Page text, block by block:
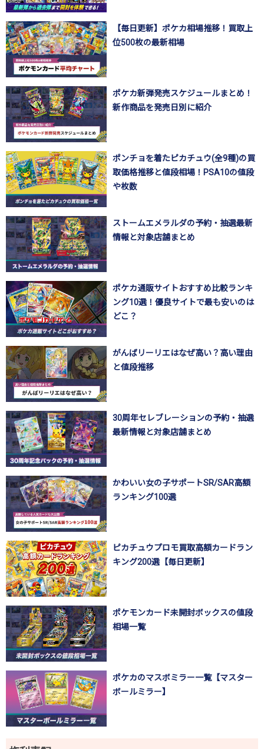
【毎日更新】ポケカ相場推移！買取上
位500枚の最新相場
ポケカ新弾発売スケジュールまとめ！
新作商品を発売日別に紹介
ポンチョを着たピカチュウ(全9種)の買
取価格推移と値段相場！PSA10の値段
や枚数
ストームエメラルダの予約・抽選最新
情報と対象店舗まとめ
ポケカ通販サイトおすすめ比較ランキ
ング10選！優良サイトで最も安いのは
どこ？
がんばリーリエはなぜ高い？高い理由
と値段推移
30周年セレブレーションの予約・抽選
最新情報と対象店舗まとめ
かわいい女の子サポートSR/SAR高額
ランキング100選
ピカチュウプロモ買取高額カードラン
キング200選【毎日更新】
ポケモンカード未開封ボックスの値段
相場一覧
ポケカのマスボミラー一覧【マスター
ボールミラー】